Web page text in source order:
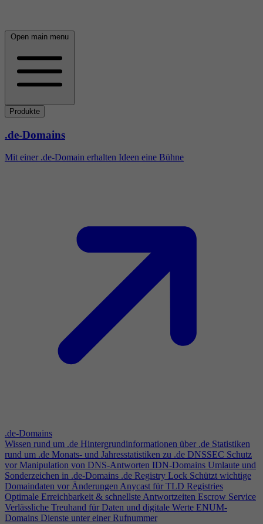
Open main menu
Produkte
.de-Domains
Mit einer .de-Domain erhalten Ideen eine Bühne
.de-Domains
Wissen rund um .de Hintergrundinformationen über .de Statistiken
rund um .de Monats- und Jahresstatistiken zu .de DNSSEC Schutz
vor Manipulation von DNS-Antworten IDN-Domains Umlaute und
Sonderzeichen in .de-Domains .de Registry Lock Schützt wichtige
Domaindaten vor ÄnderungenAnycast für TLD Registries
Optimale Erreichbarkeit & schnellste Antwortzeiten Escrow Service
Verlässliche Treuhand für Daten und digitale Werte ENUM-
Domains Dienste unter einer Rufnummer